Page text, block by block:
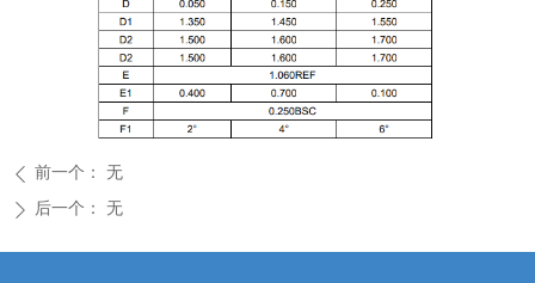
ꄴ 前一个： 无
ꄲ 后一个： 无